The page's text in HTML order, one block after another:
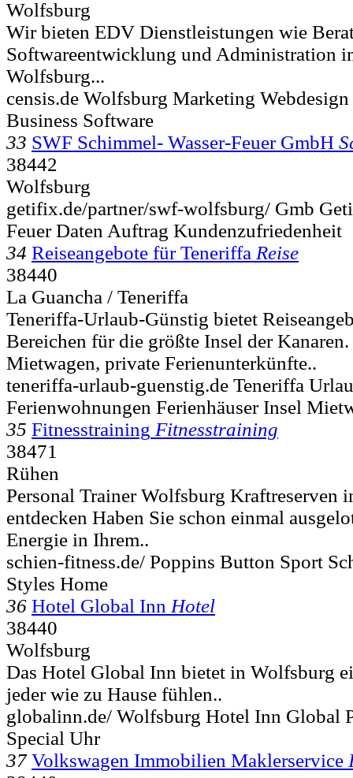
Wolfsburg
Wir bieten EDV Dienstleistungen wie
Softwareentwicklung und Administration
Wolfsburg...
censis.de Wolfsburg Marketing
Business Software
33 SWF Schimmel- Wasser-Feuer GmbH
38442
Wolfsburg
getifix.de/partner/swf-wolfsburg/ Gmb
Feuer Daten Auftrag Kundenzufriedenheit
34 Reiseangebote für Teneriffa Reise
38440
La Guancha / Teneriffa
Teneriffa-Urlaub-Günstig bietet
Bereichen für die größte Insel der
Mietwagen, private Ferienunterkünfte..
teneriffa-urlaub-guenstig.de Teneriffa
Ferienwohnungen Ferienhäuser Insel
35 Fitnesstraining Fitnesstraining
38471
Rühen
Personal Trainer Wolfsburg Kraftreserven
entdecken Haben Sie schon einmal
Energie in Ihrem..
schien-fitness.de/ Poppins Button Sport
Styles Home
36 Hotel Global Inn Hotel
38440
Wolfsburg
Das Hotel Global Inn bietet in Wolfsburg
jeder wie zu Hause fühlen..
globalinn.de/ Wolfsburg Hotel Inn Global
Special Uhr
37 Volkswagen Immobilien Maklerservice